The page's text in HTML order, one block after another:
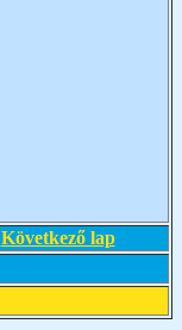
Következő lap